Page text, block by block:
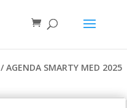
/ AGENDA SMARTY MED 2025